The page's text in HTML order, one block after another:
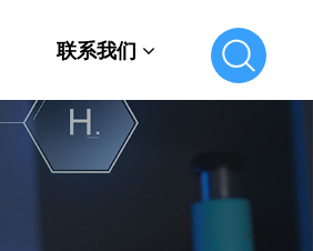
联系我们
联系我们